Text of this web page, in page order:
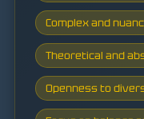
Complex and
Theoretical and
Openness to